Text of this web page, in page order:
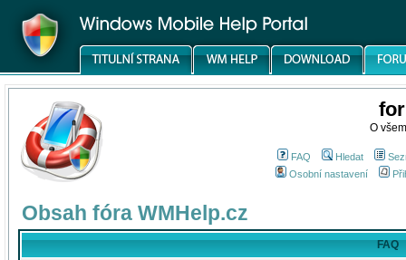
O
FAQ Hledat
Osobní nastavení
Obsah fóra WMHelp.cz
FAQ